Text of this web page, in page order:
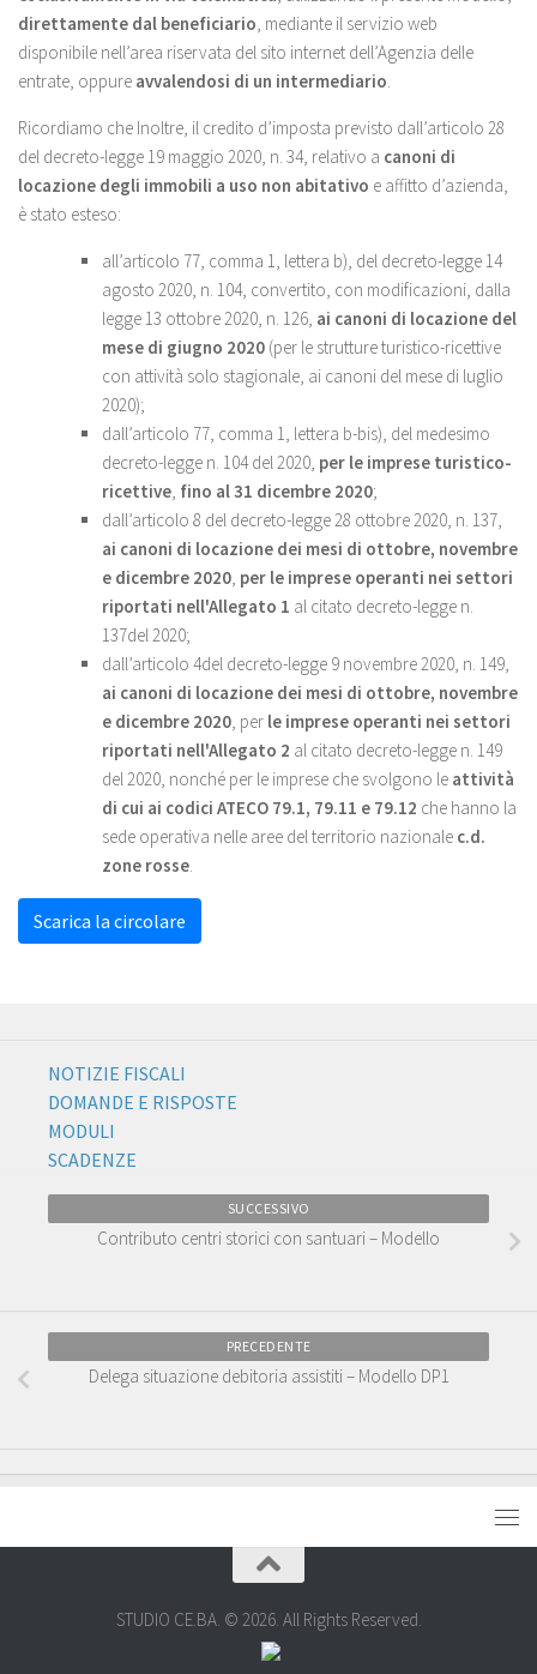
direttamente dal beneficiario, mediante il servizio web
disponibile nell’area riservata del sito internet dell’Agenzia delle
entrate, oppure avvalendosi di un intermediario.
Ricordiamo che Inoltre, il credito d’imposta previsto dall’articolo 28
del decreto-legge 19 maggio 2020, n. 34, relativo a canoni di
locazione degli immobili a uso non abitativo e affitto d’azienda,
è stato esteso:
all’articolo 77, comma 1, lettera b), del decreto-legge 14
agosto 2020, n. 104, convertito, con modificazioni, dalla
legge 13 ottobre 2020, n. 126, ai canoni di locazione del
mese di giugno 2020 (per le strutture turistico-ricettive
con attività solo stagionale, ai canoni del mese di luglio
2020);
dall’articolo 77, comma 1, lettera b-bis), del medesimo
decreto-legge n. 104 del 2020, per le imprese turistico-
ricettive, fino al 31 dicembre 2020;
dall’articolo 8 del decreto-legge 28 ottobre 2020, n. 137,
ai canoni di locazione dei mesi di ottobre, novembre
e dicembre 2020, per le imprese operanti nei settori
riportati nell'Allegato 1 al citato decreto-legge n.
137del 2020;
dall’articolo 4del decreto-legge 9 novembre 2020, n. 149,
ai canoni di locazione dei mesi di ottobre, novembre
e dicembre 2020, per le imprese operanti nei settori
riportati nell'Allegato 2 al citato decreto-legge n. 149
del 2020, nonché per le imprese che svolgono le attività
di cui ai codici ATECO 79.1, 79.11 e 79.12 che hanno la
sede operativa nelle aree del territorio nazionale c.d.
zone rosse.
Scarica la circolare
NOTIZIE FISCALI
DOMANDE E RISPOSTE
MODULI
SCADENZE
SUCCESSIVO
Contributo centri storici con santuari – Modello
PRECEDENTE
Delega situazione debitoria assistiti – Modello DP1
STUDIO CE.BA. © 2026. All Rights Reserved.